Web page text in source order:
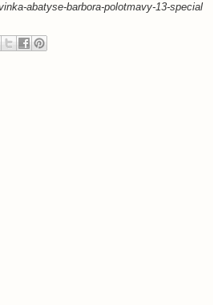
abatyse-barbora-polotmavy-13-special